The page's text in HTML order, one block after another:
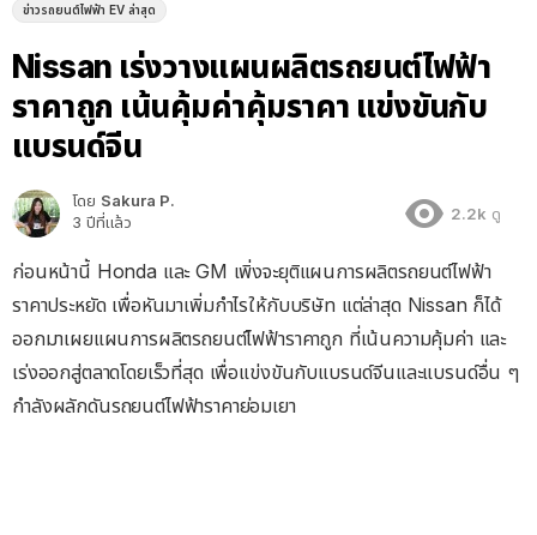
ข่าวรถยนต์ไฟฟ้า EV ล่าสุด
Nissan เร่งวางแผนผลิตรถยนต์ไฟฟ้า
ราคาถูก เน้นคุ้มค่าคุ้มราคา แข่งขันกับ
แบรนด์จีน
โดย Sakura P.
3 ปีที่แล้ว
2.2k ดู
ก่อนหน้านี้ Honda และ GM เพิ่งจะยุติแผนการผลิตรถยนต์ไฟฟ้า
ราคาประหยัด เพื่อหันมาเพิ่มกำไรให้กับบริษัท แต่ล่าสุด Nissan ก็ได้
ออกมาเผยแผนการผลิตรถยนต์ไฟฟ้าราคาถูก ที่เน้นความคุ้มค่า และ
เร่งออกสู่ตลาดโดยเร็วที่สุด เพื่อแข่งขันกับแบรนด์จีนและแบรนด์อื่น ๆ
กำลังผลักดันรถยนต์ไฟฟ้าราคาย่อมเยา